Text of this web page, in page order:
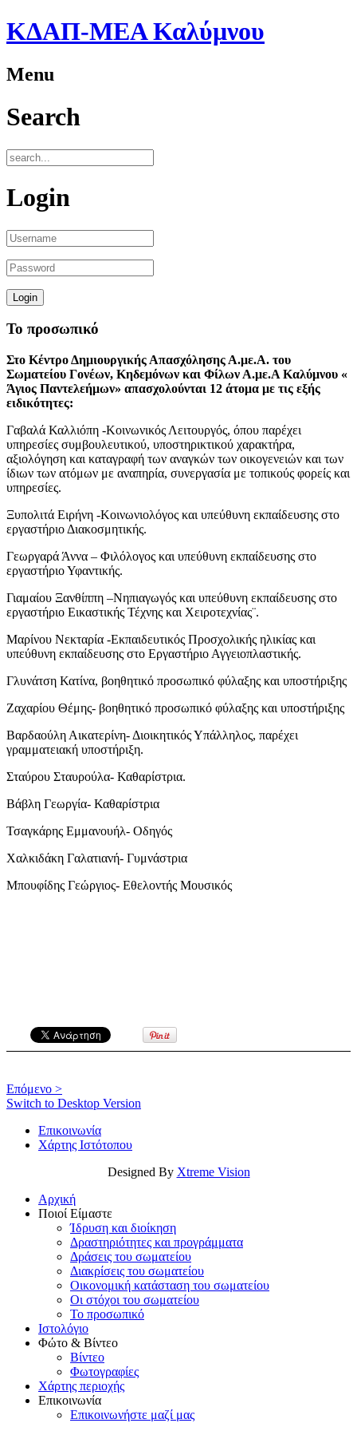
ΚΔΑΠ-ΜΕΑ Καλύμνου
Menu
Search
Login
Το προσωπικό
Στο Κέντρο Δημιουργικής Απασχόλησης Α.με.Α. του
Σωματείου Γονέων, Κηδεμόνων και Φίλων Α.με.Α Καλύμνου «
Άγιος Παντελεήμων» απασχολούνται 12 άτομα με τις εξής
ειδικότητες:
Γαβαλά Καλλιόπη -Κοινωνικός Λειτουργός, όπου παρέχει
υπηρεσίες συμβουλευτικού, υποστηρικτικού χαρακτήρα,
αξιολόγηση και καταγραφή των αναγκών των οικογενειών και των
ίδιων των ατόμων με αναπηρία, συνεργασία με τοπικούς φορείς και
υπηρεσίες.
Ξυπολιτά Ειρήνη -Κοινωνιολόγος και υπεύθυνη εκπαίδευσης στο
εργαστήριο Διακοσμητικής.
Γεωργαρά Άννα – Φιλόλογος και υπεύθυνη εκπαίδευσης στο
εργαστήριο Υφαντικής.
Γιαμαίου Ξανθίππη –Νηπιαγωγός και υπεύθυνη εκπαίδευσης στο
εργαστήριο Εικαστικής Τέχνης και Χειροτεχνίας¨.
Μαρίνου Νεκταρία -Εκπαιδευτικός Προσχολικής ηλικίας και
υπεύθυνη εκπαίδευσης στο Εργαστήριο Αγγειοπλαστικής.
Γλυνάτση Κατίνα, βοηθητικό προσωπικό φύλαξης και υποστήριξης
Ζαχαρίου Θέμης- βοηθητικό προσωπικό φύλαξης και υποστήριξης
Βαρδαούλη Αικατερίνη- Διοικητικός Υπάλληλος, παρέχει
γραμματειακή υποστήριξη.
Σταύρου Σταυρούλα- Καθαρίστρια.
Βάβλη Γεωργία- Καθαρίστρια
Τσαγκάρης Εμμανουήλ- Οδηγός
Χαλκιδάκη Γαλατιανή- Γυμνάστρια
Μπουφίδης Γεώργιος- Εθελοντής Μουσικός
Επόμενο >
Switch to Desktop Version
Επικοινωνία
Χάρτης Ιστότοπου
Designed By Xtreme Vision
Αρχική
Ποιοί Είμαστε
Ίδρυση και διοίκηση
Δραστηριότητες και προγράμματα
Δράσεις του σωματείου
Διακρίσεις του σωματείου
Οικονομική κατάσταση του σωματείου
Οι στόχοι του σωματείου
Το προσωπικό
Ιστολόγιο
Φώτο & Βίντεο
Βίντεο
Φωτογραφίες
Χάρτης περιοχής
Επικοινωνία
Επικοινωνήστε μαζί μας